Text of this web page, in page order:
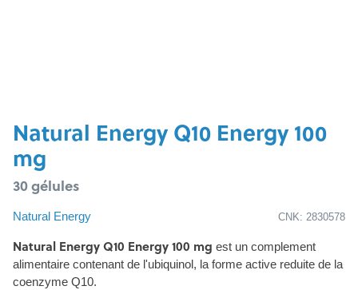
Natural Energy Q10 Energy 100
mg
30 gélules
Natural Energy CNK: 2830578
Natural Energy Q10 Energy 100 mg est un complement
alimentaire contenant de l'ubiquinol, la forme active reduite de la
coenzyme Q10.